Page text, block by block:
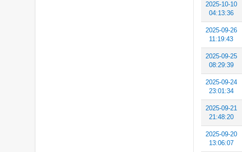
2025-10-10
04:13:36
2025-09-26
11:19:43
2025-09-25
08:29:39
2025-09-24
23:01:34
2025-09-21
21:48:20
2025-09-20
13:06:07